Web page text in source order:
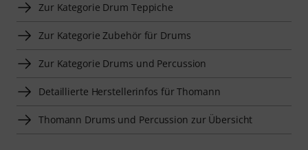
Zur Kategorie Drum Teppiche
Zur Kategorie Zubehör für Drums
Zur Kategorie Drums und Percussion
Detaillierte Herstellerinfos für Thomann
Thomann Drums und Percussion zur Übersicht